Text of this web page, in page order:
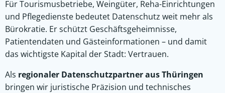
Für Tourismusbetriebe, Weingüter, Reha-Einrichtungen
und Pflegedienste bedeutet Datenschutz weit mehr als
Bürokratie. Er schützt Geschäftsgeheimnisse,
Patientendaten und Gästeinformationen – und damit
das wichtigste Kapital der Stadt: Vertrauen.
Als regionaler Datenschutzpartner aus Thüringen
bringen wir juristische Präzision und technisches